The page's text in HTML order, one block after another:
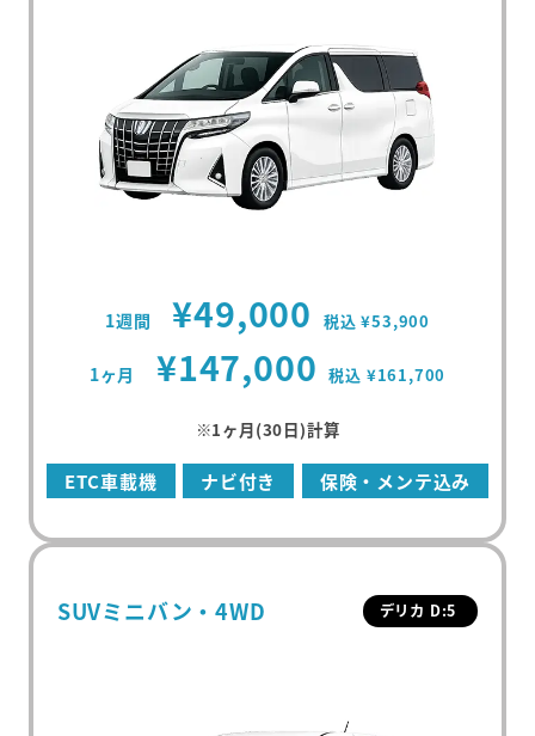
1週間 ¥49,000 税込 ¥53,900
1ヶ月 ¥147,000 税込 ¥161,700
※1ヶ月(30日)計算
ETC車載機 ナビ付き 保険・メンテ込み
SUVミニバン・4WD デリカ D:5